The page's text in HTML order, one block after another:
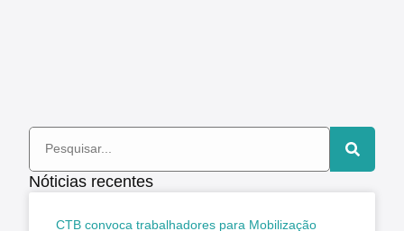
Nóticias recentes
CTB convoca trabalhadores para Mobilização